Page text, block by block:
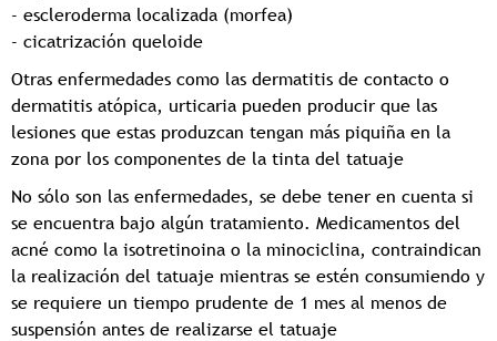
- escleroderma localizada (morfea)
- cicatrización queloide
Otras enfermedades como las dermatitis de contacto o
dermatitis atópica, urticaria pueden producir que las
lesiones que estas produzcan tengan más piquiña en la
zona por los componentes de la tinta del tatuaje
No sólo son las enfermedades, se debe tener en cuenta si
se encuentra bajo algún tratamiento. Medicamentos del
acné como la isotretinoina o la minociclina, contraindican
la realización del tatuaje mientras se estén consumiendo y
se requiere un tiempo prudente de 1 mes al menos de
suspensión antes de realizarse el tatuaje